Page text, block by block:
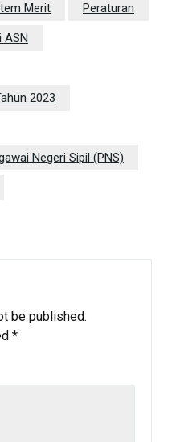
Merit Peraturan
ASN
2023
Negeri Sipil (PNS)
be published.
*